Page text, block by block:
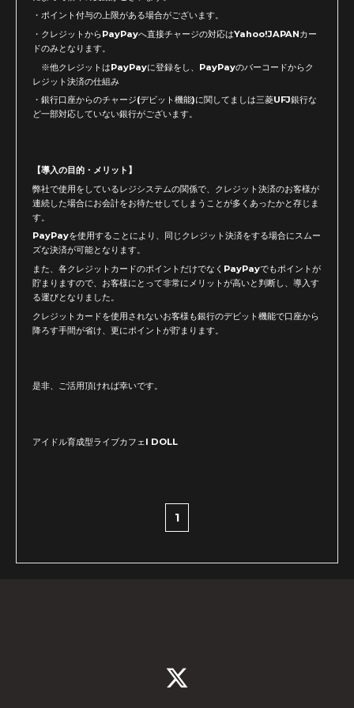
・ポイント付与の上限がある場合がございます。
・クレジットからPayPayへ直接チャージの対応はYahoo!JAPANカー
ドのみとなります。
※他クレジットはPayPayに登録をし、PayPayのバーコードからク
レジット決済の仕組み
・銀行口座からのチャージ(デビット機能)に関してましは三菱UFJ銀行な
ど一部対応していない銀行がございます。
【導入の目的・メリット】
弊社で使用をしているレジシステムの関係で、クレジット決済のお客様が
連続した場合にお会計をお待たせしてしまうことが多くあったかと存じま
す。
PayPayを使用することにより、同じクレジット決済をする場合にスムー
ズな決済が可能となります。
また、各クレジットカードのポイントだけでなくPayPayでもポイントが
貯まりますので、お客様にとって非常にメリットが高いと判断し、導入す
る運びとなりました。
クレジットカードを使用されないお客様も銀行のデビット機能で口座から
降ろす手間が省け、更にポイントが貯まります。
是非、ご活用頂ければ幸いです。
アイドル育成型ライブカフェI DOLL
1